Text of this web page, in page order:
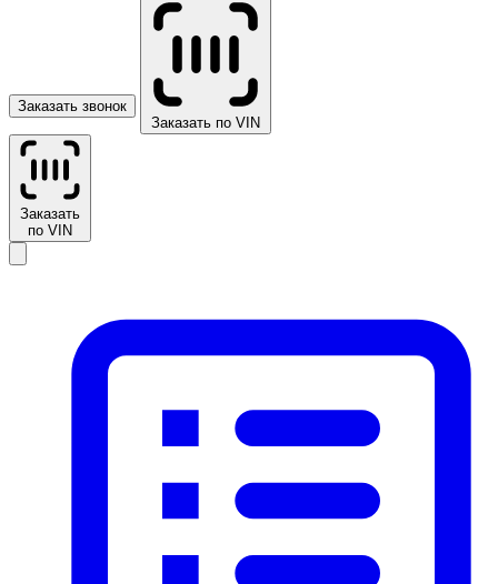
Заказать звонок
Заказать по VIN
Заказать
по VIN